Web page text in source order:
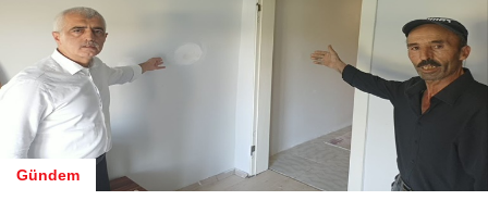
Gündem